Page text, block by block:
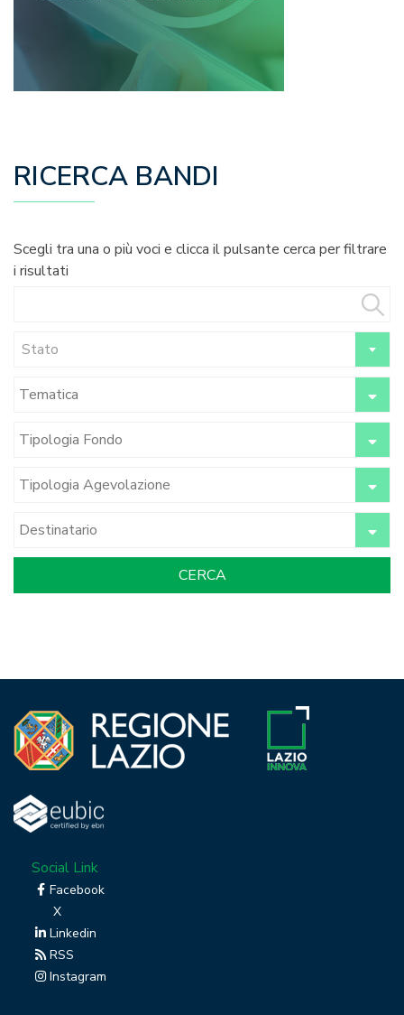
RICERCA BANDI
Scegli tra una o più voci e clicca il pulsante cerca per filtrare
i risultati
Stato
Social Link
Facebook
X
Linkedin
RSS
Instagram